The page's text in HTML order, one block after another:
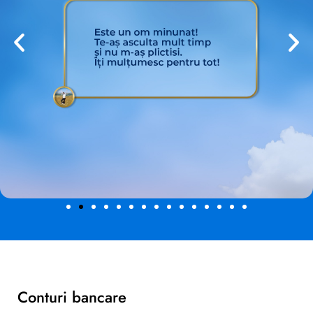
Consideraciones de
privacidad y protección de
datos
documentación es su impacto en la privacidad del usuario.
de datos personales que los métodos tradicionales. En lugar de
almacenar copias digitales de documentos de identidad,
datos sensibles exclusivamente dentro del ecosistema
Conturi bancare